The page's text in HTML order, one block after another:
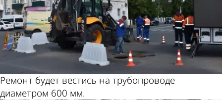
Ремонт будет вестись на трубопроводе
диаметром 600 мм.